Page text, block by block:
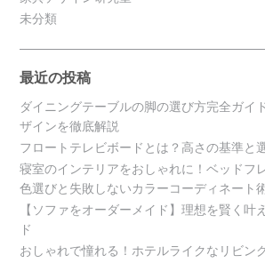
未分類
最近の投稿
ダイニングテーブルの脚の選び方完全ガイ
ザインを徹底解説
フロートテレビボードとは？高さの基準と
寝室のインテリアをおしゃれに！ベッドフ
色選びと失敗しないカラーコーディネート
【ソファをオーダーメイド】理想を賢く叶
ド
おしゃれで憧れる！ホテルライクなリビン